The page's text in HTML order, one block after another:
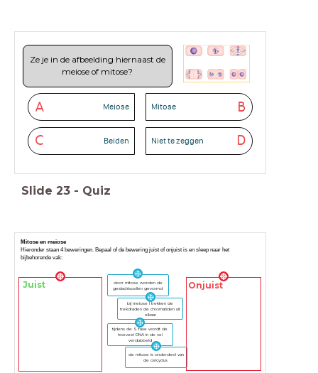
Ze je in de afbeelding hiernaast de
meiose of mitose?
A Meiose B
Mitose
C Beiden D
Niet te zeggen
Slide 23 - Quiz
Juist Onjuist
Mitose en meiose
Hieronder staan 4 beweringen. Bepaal of de bewering juist of onjuist is en sleep naar het
bijbehorende vak:
door mitose worden de
geslachtscellen gevormd
bij meiose I trekken de
trekdraden de chromatiden uit
elkaar
tijdens de S fase wordt de
hoeveel DNA in de cel
verdubbeld
de mitose is onderdeel van
de celcyclus